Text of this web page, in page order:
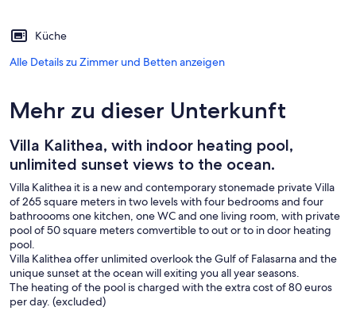
Küche
Alle Details zu Zimmer und Betten anzeigen
Mehr zu dieser Unterkunft
Villa Kalithea, with indoor heating pool,
unlimited sunset views to the ocean.
Villa Kalithea it is a new and contemporary stonemade private Villa
of 265 square meters in two levels with four bedrooms and four
bathroooms one kitchen, one WC and one living room, with private
pool of 50 square meters comvertible to out or to in door heating
pool.
Villa Kalithea offer unlimited overlook the Gulf of Falasarna and the
unique sunset at the ocean will exiting you all year seasons.
The heating of the pool is charged with the extra cost of 80 euros
per day. (excluded)